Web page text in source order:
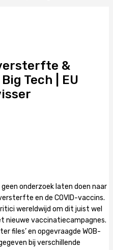
&
Tech | EU
geen onderzoek laten doen naar
en de COVID-vaccins.
wereldwijd om dit juist wel
nieuwe vaccinatiecampagnes.
files’ en opgevraagde WOB-
bij verschillende